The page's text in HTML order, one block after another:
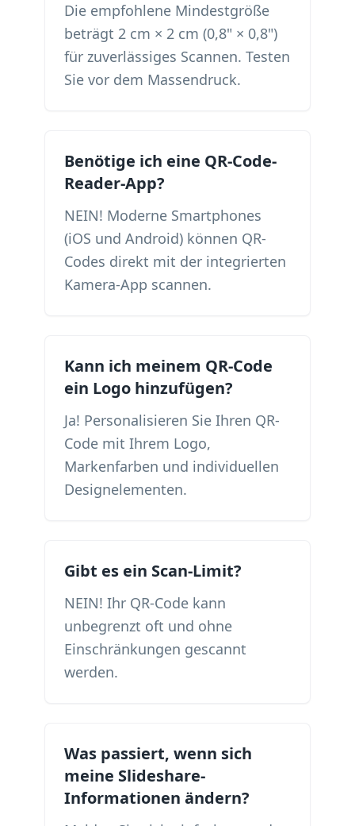
Die empfohlene Mindestgröße
beträgt 2 cm × 2 cm (0,8" × 0,8")
für zuverlässiges Scannen. Testen
Sie vor dem Massendruck.
Benötige ich eine QR-Code-
Reader-App?
NEIN! Moderne Smartphones
(iOS und Android) können QR-
Codes direkt mit der integrierten
Kamera-App scannen.
Kann ich meinem QR-Code
ein Logo hinzufügen?
Ja! Personalisieren Sie Ihren QR-
Code mit Ihrem Logo,
Markenfarben und individuellen
Designelementen.
Gibt es ein Scan-Limit?
NEIN! Ihr QR-Code kann
unbegrenzt oft und ohne
Einschränkungen gescannt
werden.
Was passiert, wenn sich
meine Slideshare-
Informationen ändern?